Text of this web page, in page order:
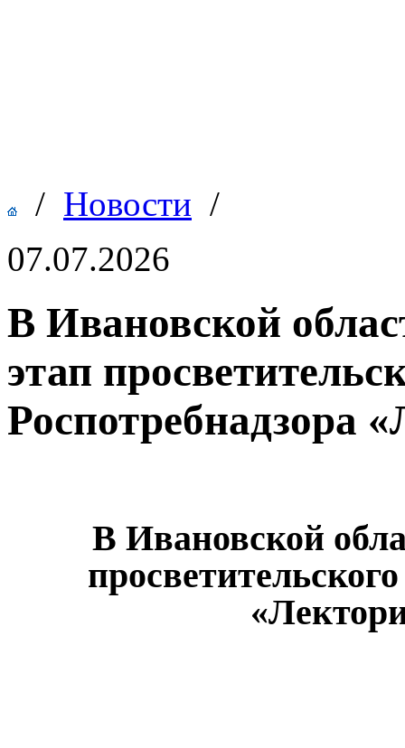
/ Новости /
07.07.2026
В Ивановской
этап
Роспотребнадзора
В Ивановской